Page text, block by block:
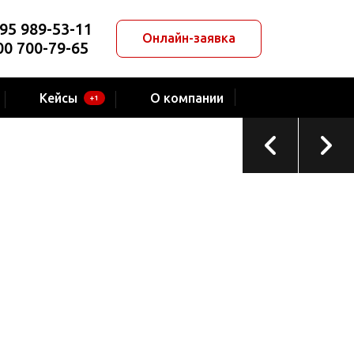
989-53-11
700-79-65
Онлайн-заявка
Кейсы +1 О компании
Сеть дилерских автосалонов